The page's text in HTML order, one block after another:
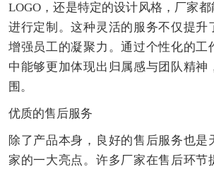
LOGO，还是特定的设计风格，厂家
进行定制。这种灵活的服务不仅提升
增强员工的凝聚力。通过个性化的工
中能够更加体现出归属感与团队精神
围。
优质的售后服务
除了产品本身，良好的售后服务也是
家的一大亮点。许多厂家在售后环节